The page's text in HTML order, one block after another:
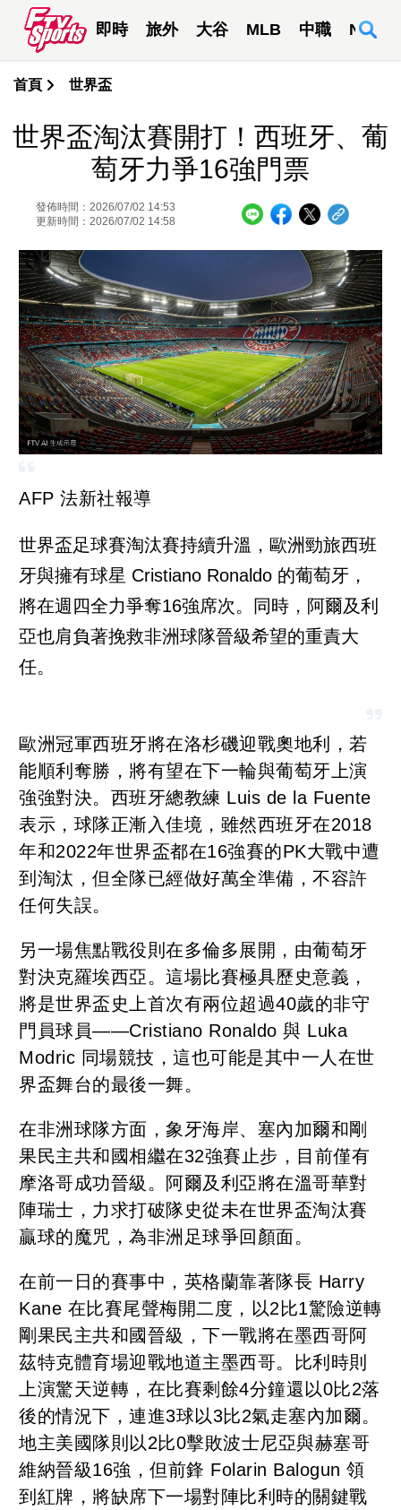
即時 旅外 大谷 MLB 中職 NBA
首頁 世界盃
世界盃淘汰賽開打！西班牙、葡
萄牙力爭16強門票
發佈時間：2026/07/02 14:53
更新時間：2026/07/02 14:58
AFP 法新社報導
世界盃足球賽淘汰賽持續升溫，歐洲勁旅西班
牙與擁有球星 Cristiano Ronaldo 的葡萄牙，
將在週四全力爭奪16強席次。同時，阿爾及利
亞也肩負著挽救非洲球隊晉級希望的重責大
任。
歐洲冠軍西班牙將在洛杉磯迎戰奧地利，若
能順利奪勝，將有望在下一輪與葡萄牙上演
強強對決。西班牙總教練 Luis de la Fuente
表示，球隊正漸入佳境，雖然西班牙在2018
年和2022年世界盃都在16強賽的PK大戰中遭
到淘汰，但全隊已經做好萬全準備，不容許
任何失誤。
另一場焦點戰役則在多倫多展開，由葡萄牙
對決克羅埃西亞。這場比賽極具歷史意義，
將是世界盃史上首次有兩位超過40歲的非守
門員球員——Cristiano Ronaldo 與 Luka
Modric 同場競技，這也可能是其中一人在世
界盃舞台的最後一舞。
在非洲球隊方面，象牙海岸、塞內加爾和剛
果民主共和國相繼在32強賽止步，目前僅有
摩洛哥成功晉級。阿爾及利亞將在溫哥華對
陣瑞士，力求打破隊史從未在世界盃淘汰賽
贏球的魔咒，為非洲足球爭回顏面。
在前一日的賽事中，英格蘭靠著隊長 Harry
Kane 在比賽尾聲梅開二度，以2比1驚險逆轉
剛果民主共和國晉級，下一戰將在墨西哥阿
茲特克體育場迎戰地道主墨西哥。比利時則
上演驚天逆轉，在比賽剩餘4分鐘還以0比2落
後的情況下，連進3球以3比2氣走塞內加爾。
地主美國隊則以2比0擊敗波士尼亞與赫塞哥
維納晉級16強，但前鋒 Folarin Balogun 領
到紅牌，將缺席下一場對陣比利時的關鍵戰